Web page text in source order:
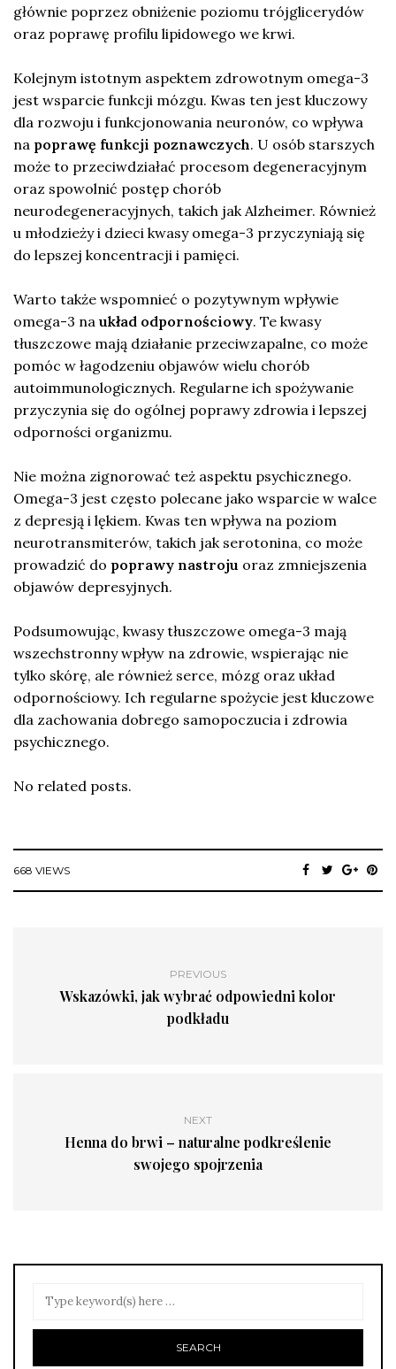
głównie poprzez obniżenie poziomu trójglicerydów
oraz poprawę profilu lipidowego we krwi.
Kolejnym istotnym aspektem zdrowotnym omega-3
jest wsparcie funkcji mózgu. Kwas ten jest kluczowy
dla rozwoju i funkcjonowania neuronów, co wpływa
na poprawę funkcji poznawczych. U osób starszych
może to przeciwdziałać procesom degeneracyjnym
oraz spowolnić postęp chorób
neurodegeneracyjnych, takich jak Alzheimer. Również
u młodzieży i dzieci kwasy omega-3 przyczyniają się
do lepszej koncentracji i pamięci.
Warto także wspomnieć o pozytywnym wpływie
omega-3 na układ odpornościowy. Te kwasy
tłuszczowe mają działanie przeciwzapalne, co może
pomóc w łagodzeniu objawów wielu chorób
autoimmunologicznych. Regularne ich spożywanie
przyczynia się do ogólnej poprawy zdrowia i lepszej
odporności organizmu.
Nie można zignorować też aspektu psychicznego.
Omega-3 jest często polecane jako wsparcie w walce
z depresją i lękiem. Kwas ten wpływa na poziom
neurotransmiterów, takich jak serotonina, co może
prowadzić do poprawy nastroju oraz zmniejszenia
objawów depresyjnych.
Podsumowując, kwasy tłuszczowe omega-3 mają
wszechstronny wpływ na zdrowie, wspierając nie
tylko skórę, ale również serce, mózg oraz układ
odpornościowy. Ich regularne spożycie jest kluczowe
dla zachowania dobrego samopoczucia i zdrowia
psychicznego.
No related posts.
668 VIEWS
PREVIOUS
Wskazówki, jak wybrać odpowiedni kolor
podkładu
NEXT
Henna do brwi – naturalne podkreślenie
swojego spojrzenia